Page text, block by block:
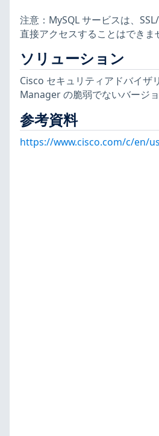
注意：MySQL サービスは、
直接アクセスすることはできま
ソリューション
Cisco セキュリティアドバイ
Manager の脆弱でないバージ
参考資料
https://www.cisco.com/c/en/